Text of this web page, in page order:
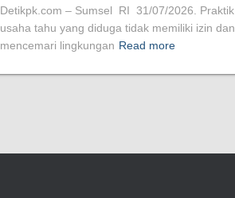
Detikpk.com – Sumsel RI 31/07/2026. Praktik
usaha tahu yang diduga tidak memiliki izin dan
mencemari lingkungan Read more